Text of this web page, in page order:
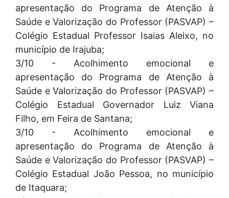
apresentação do Programa de Atenção à
Saúde e Valorização do Professor (PASVAP) –
Colégio Estadual Professor Isaias Aleixo, no
município de Irajuba;
3/10 - Acolhimento emocional e
apresentação do Programa de Atenção à
Saúde e Valorização do Professor (PASVAP) –
Colégio Estadual Governador Luiz Viana
Filho, em Feira de Santana;
3/10 - Acolhimento emocional e
apresentação do Programa de Atenção à
Saúde e Valorização do Professor (PASVAP) –
Colégio Estadual João Pessoa, no município
de Itaquara;